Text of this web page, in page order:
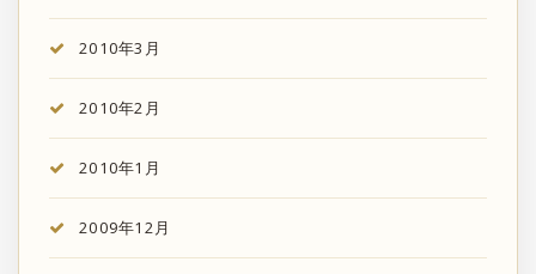
2010年3月
2010年2月
2010年1月
2009年12月